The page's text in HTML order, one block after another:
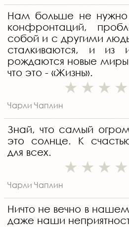
Нам больше не нужно
конфронтаций,
собой и с другими
сталкиваются, и из
рождаются новые
что это - «Жизнь».
Чарли Чаплин
Знай, что самый
это солнце. К
для всех.
Чарли Чаплин
Ничто не вечно в
даже наши